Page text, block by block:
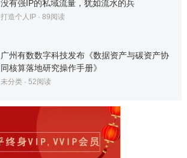
没有强IP的私域流量，犹如流水的兵
打造个人IP· 89阅读
广州有数数字科技发布《数据资产与碳资产协
同核算落地研究操作手册》
未分类· 52阅读